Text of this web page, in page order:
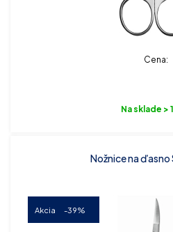
Cena:
Na sklade >
Nožnice na
Akcia -39%